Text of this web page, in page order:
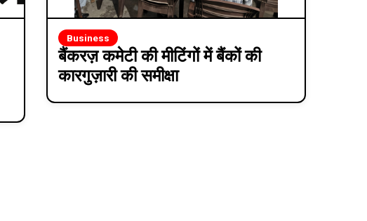
Business
बैंकरज़ कमेटी की मीटिंगों में बैंकों की
कारगुज़ारी की समीक्षा